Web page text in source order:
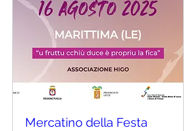
Mercatino della Festa